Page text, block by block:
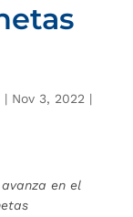
| Nov 3, 2022 |
en el